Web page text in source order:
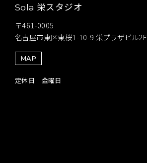
Sola 栄スタジオ
〒461-0005
名古屋市東区東桜1-10-9 栄プラザビル2F
MAP
定休日 金曜日